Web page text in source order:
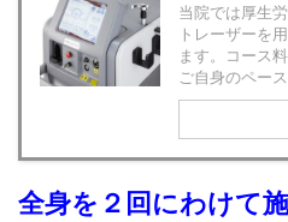
当院では厚生
トレーザーを
ます。コース
ご自身のペー
全身を２回にわけて